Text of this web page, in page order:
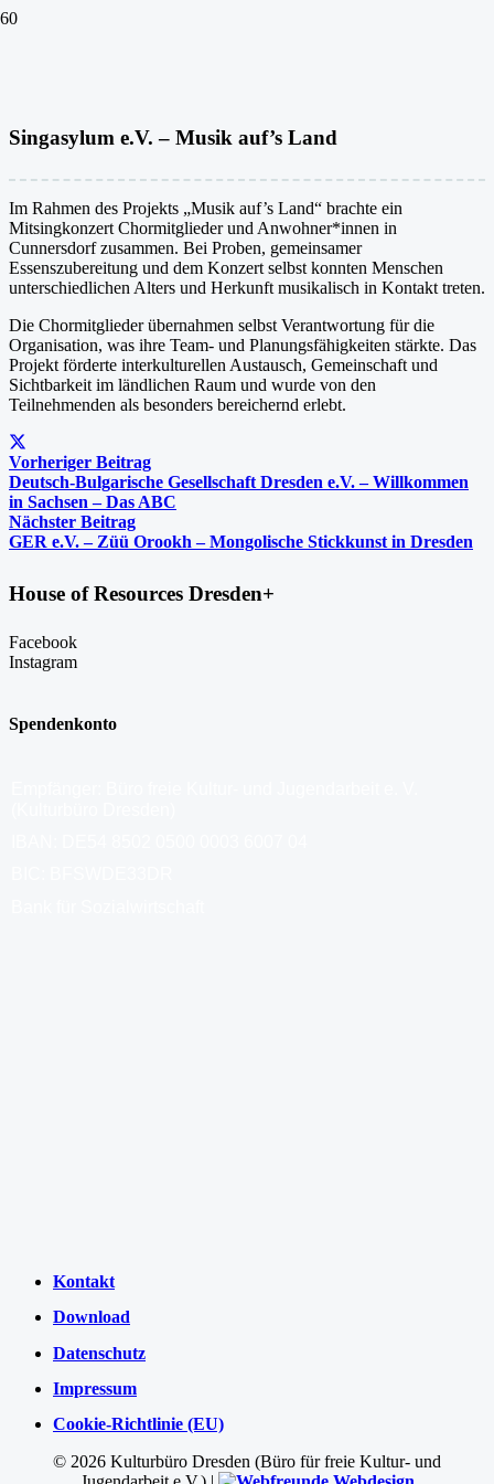
Singasylum e.V. – Musik auf’s Land
Im Rahmen des Projekts „Musik auf’s Land“ brachte ein
Mitsingkonzert Chormitglieder und Anwohner*innen in
Cunnersdorf zusammen. Bei Proben, gemeinsamer
Essenszubereitung und dem Konzert selbst konnten Menschen
unterschiedlichen Alters und Herkunft musikalisch in Kontakt treten.
Die Chormitglieder übernahmen selbst Verantwortung für die
Organisation, was ihre Team- und Planungsfähigkeiten stärkte. Das
Projekt förderte interkulturellen Austausch, Gemeinschaft und
Sichtbarkeit im ländlichen Raum und wurde von den
Teilnehmenden als besonders bereichernd erlebt.
Vorheriger Beitrag
Deutsch-Bulgarische Gesellschaft Dresden e.V. – Willkommen
in Sachsen – Das ABC
Nächster Beitrag
GER e.V. – Züü Orookh – Mongolische Stickkunst in Dresden
House of Resources Dresden+
Facebook
Instagram
Spendenkonto
Kontakt
Download
Datenschutz
Impressum
Cookie-Richtlinie (EU)
© 2026 Kulturbüro Dresden (Büro für freie Kultur- und